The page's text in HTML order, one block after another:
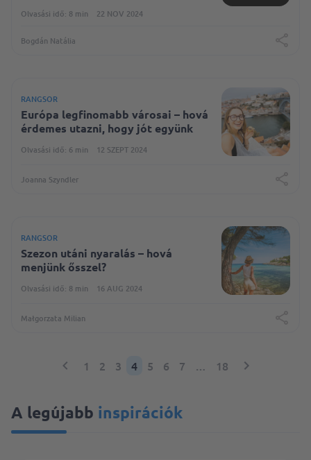
Olvasási idő: 8 min 22 NOV 2024
Bogdán Natália
RANGSOR
Európa legfinomabb városai – hová
érdemes utazni, hogy jót együnk
Olvasási idő: 6 min 12 SZEPT 2024
Joanna Szyndler
RANGSOR
Szezon utáni nyaralás – hová
menjünk ősszel?
Olvasási idő: 8 min 16 AUG 2024
Małgorzata Milian
1 2 3 4 5 6 7 … 18
A legújabb inspirációk